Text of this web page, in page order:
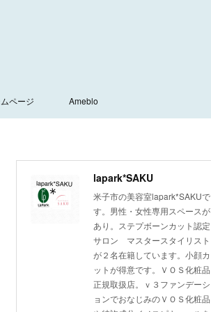
ページ Ameblo
lapark*SAKU
米子市の美容室lapark*SAKUで
す。男性・女性専用スペースが
あり。ステプボーンカット認定
サロン マスタースタイリスト
が２名在籍しています。小顔カ
ットが得意です。ＶＯＳ化粧品
正規取扱店。ｖ３ファンデーシ
ョンでおなじみのＶＯＳ化粧品